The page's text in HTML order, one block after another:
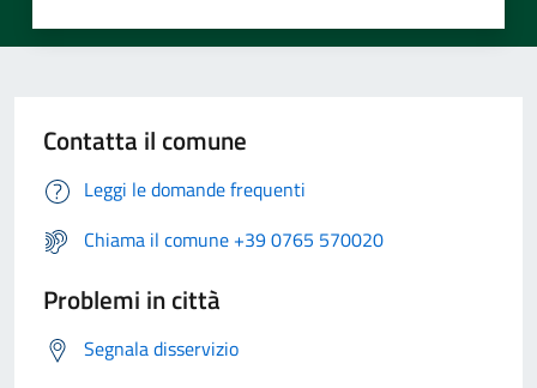
Contatta il comune
Leggi le domande frequenti
Chiama il comune +39 0765 570020
Problemi in città
Segnala disservizio